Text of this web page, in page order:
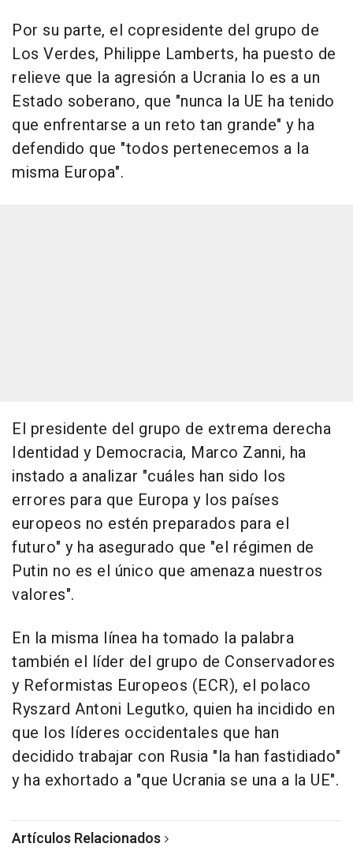
Por su parte, el copresidente del grupo de
Los Verdes, Philippe Lamberts, ha puesto de
relieve que la agresión a Ucrania lo es a un
Estado soberano, que "nunca la UE ha tenido
que enfrentarse a un reto tan grande" y ha
defendido que "todos pertenecemos a la
misma Europa".
El presidente del grupo de extrema derecha
Identidad y Democracia, Marco Zanni, ha
instado a analizar "cuáles han sido los
errores para que Europa y los países
europeos no estén preparados para el
futuro" y ha asegurado que "el régimen de
Putin no es el único que amenaza nuestros
valores".
En la misma línea ha tomado la palabra
también el líder del grupo de Conservadores
y Reformistas Europeos (ECR), el polaco
Ryszard Antoni Legutko, quien ha incidido en
que los líderes occidentales que han
decidido trabajar con Rusia "la han fastidiado"
y ha exhortado a "que Ucrania se una a la UE".
Artículos Relacionados